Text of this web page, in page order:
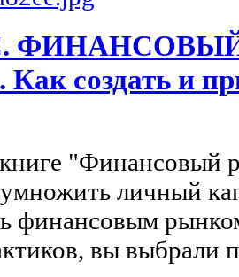
создать и
"Финансовый
личный
финансовым
вы выбрали